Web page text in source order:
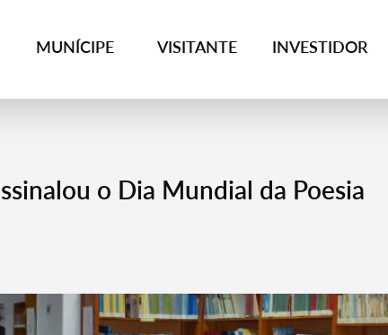
MUNÍCIPE VISITANTE INVESTIDOR
o Dia Mundial da Poesia